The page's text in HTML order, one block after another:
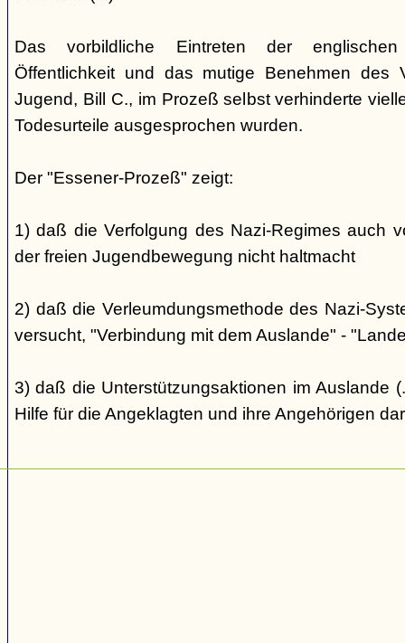
Das vorbildliche Eintreten der
Öffentlichkeit und das mutige Benehmen des
Jugend, Bill C., im Prozeß selbst verhinderte
Todesurteile ausgesprochen wurden.
Der "Essener-Prozeß" zeigt:
1) daß die Verfolgung des Nazi-Regimes auch
der freien Jugendbewegung nicht haltmacht
2) daß die Verleumdungsmethode des Nazi-
versucht, "Verbindung mit dem Auslande" -
3) daß die Unterstützungsaktionen im Auslande
Hilfe für die Angeklagten und ihre Angehörigen